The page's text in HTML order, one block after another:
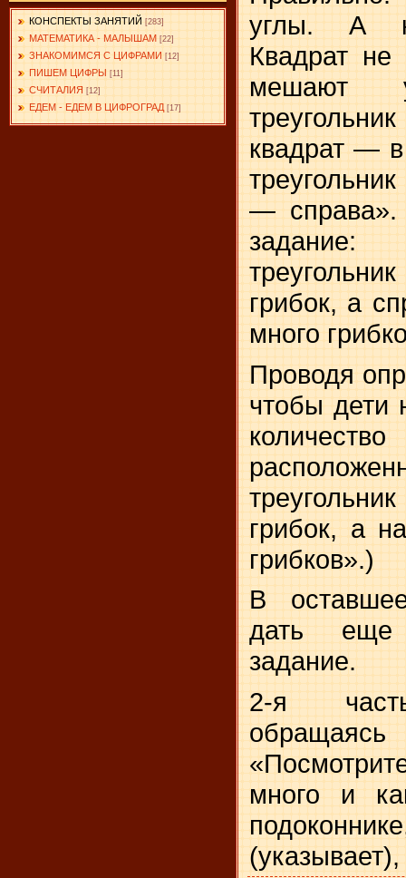
КОНСПЕКТЫ ЗАНЯТИЙ [283]
МАТЕМАТИКА - МАЛЫШАМ [22]
ЗНАКОМИМСЯ С ЦИФРАМИ [12]
ПИШЕМ ЦИФРЫ [11]
СЧИТАЛИЯ [12]
ЕДЕМ - ЕДЕМ В ЦИФРОГРАД [17]
углы. А
Квадрат не
мешают
квадрат —
— справа».
грибок, а
много
Проводя
чтобы дети
грибок, а
грибков».)
В
дать еще
задание.
2-я
обращаясь
много и